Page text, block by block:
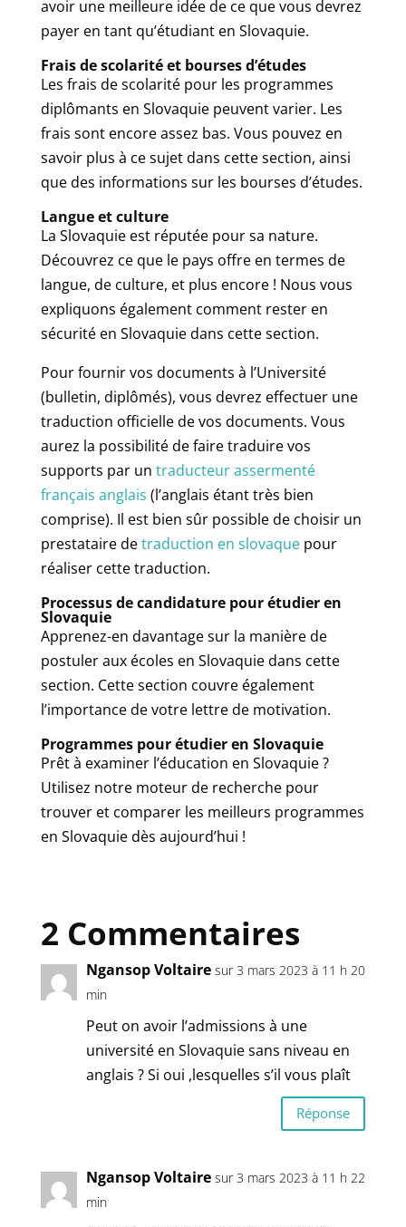
avoir une meilleure idée de ce que vous devrez
payer en tant qu’étudiant en Slovaquie.
Frais de scolarité et bourses d’études
Les frais de scolarité pour les programmes
diplômants en Slovaquie peuvent varier. Les
frais sont encore assez bas. Vous pouvez en
savoir plus à ce sujet dans cette section, ainsi
que des informations sur les bourses d’études.
Langue et culture
La Slovaquie est réputée pour sa nature.
Découvrez ce que le pays offre en termes de
langue, de culture, et plus encore ! Nous vous
expliquons également comment rester en
sécurité en Slovaquie dans cette section.
Pour fournir vos documents à l’Université
(bulletin, diplômés), vous devrez effectuer une
traduction officielle de vos documents. Vous
aurez la possibilité de faire traduire vos
supports par un traducteur assermenté
français anglais (l’anglais étant très bien
comprise). Il est bien sûr possible de choisir un
prestataire detraduction en slovaquepour
réaliser cette traduction.
Processus de candidature pour étudier en
Slovaquie
Apprenez-en davantage sur la manière de
postuler aux écoles en Slovaquie dans cette
section. Cette section couvre également
l’importance de votre lettre de motivation.
Programmes pour étudier en Slovaquie
Prêt à examiner l’éducation en Slovaquie ?
Utilisez notre moteur de recherche pour
trouver et comparer les meilleurs programmes
en Slovaquie dès aujourd’hui !
2 Commentaires
Ngansop Voltaire sur 3 mars 2023 à 11 h 20
min
Peut on avoir l’admissions à une
université en Slovaquie sans niveau en
anglais ? Si oui ,lesquelles s’il vous plaît
Réponse
Ngansop Voltaire sur 3 mars 2023 à 11 h 22
min